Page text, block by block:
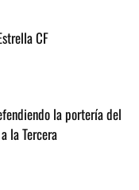
CF
la portería del
la Tercera